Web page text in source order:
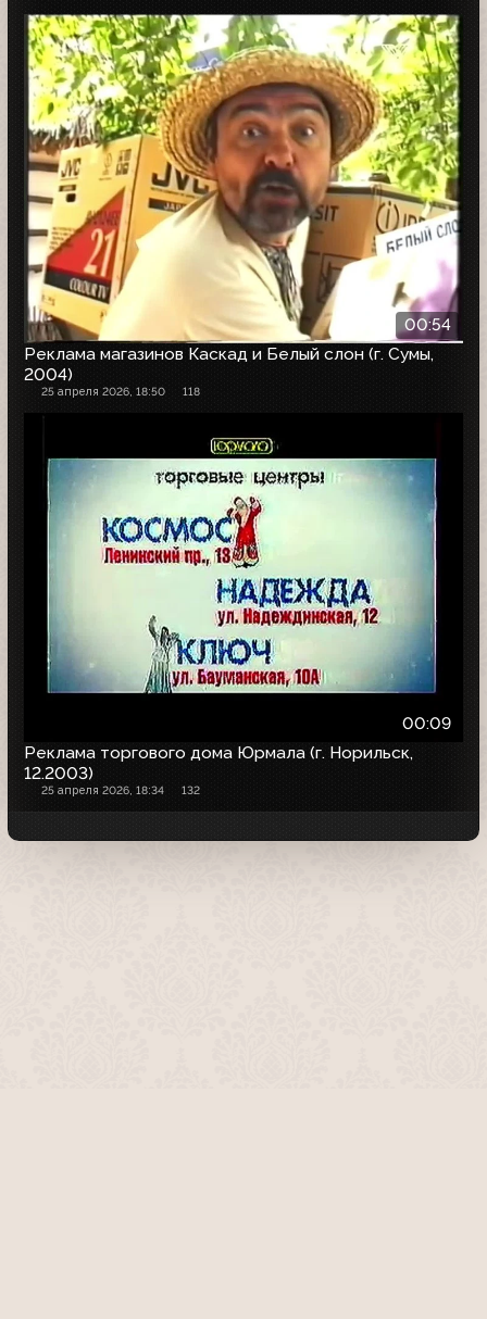
00:54
Реклама магазинов Каскад и Белый слон (г. Сумы,
2004)
25 апреля 2026, 18:50 118
00:09
Реклама торгового дома Юрмала (г. Норильск,
12.2003)
25 апреля 2026, 18:34 132